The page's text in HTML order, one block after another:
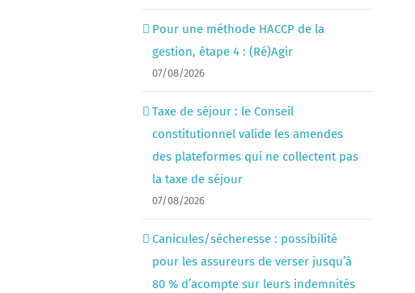
Pour une méthode HACCP de la
gestion, étape 4 : (Ré)Agir
07/08/2026
Taxe de séjour : le Conseil
constitutionnel valide les amendes
des plateformes qui ne collectent pas
la taxe de séjour
07/08/2026
Canicules/sécheresse : possibilité
pour les assureurs de verser jusqu’à
80 % d’acompte sur leurs indemnités